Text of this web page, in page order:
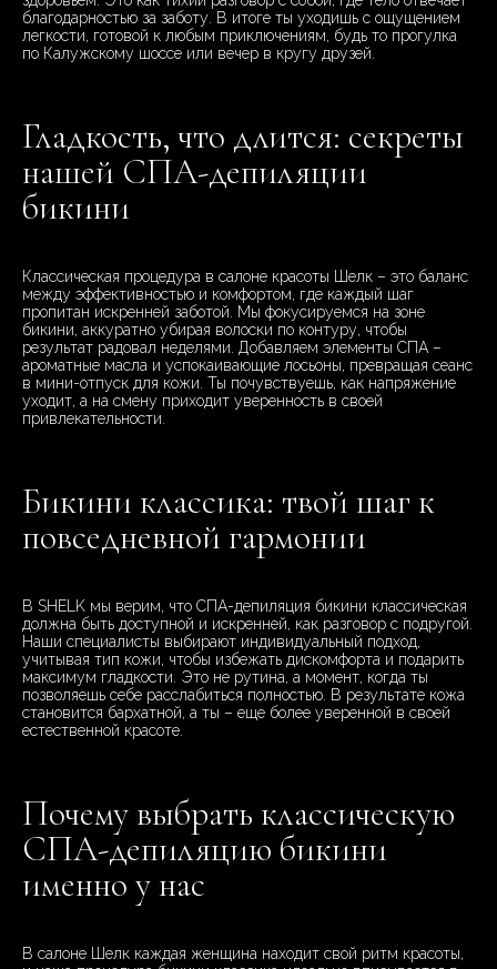
благодарностью за заботу. В итоге ты уходишь с ощущением
легкости, готовой к любым приключениям, будь то прогулка
по Калужскому шоссе или вечер в кругу друзей.
Гладкость, что длится: секреты
нашей СПА-депиляции
бикини
Классическая процедура в салоне красоты Шелк – это баланс
между эффективностью и комфортом, где каждый шаг
пропитан искренней заботой. Мы фокусируемся на зоне
бикини, аккуратно убирая волоски по контуру, чтобы
результат радовал неделями. Добавляем элементы СПА –
ароматные масла и успокаивающие лосьоны, превращая сеанс
в мини-отпуск для кожи. Ты почувствуешь, как напряжение
уходит, а на смену приходит уверенность в своей
привлекательности.
Бикини классика: твой шаг к
повседневной гармонии
В SHELK мы верим, что СПА-депиляция бикини классическая
должна быть доступной и искренней, как разговор с подругой.
Наши специалисты выбирают индивидуальный подход,
учитывая тип кожи, чтобы избежать дискомфорта и подарить
максимум гладкости. Это не рутина, а момент, когда ты
позволяешь себе расслабиться полностью. В результате кожа
становится бархатной, а ты – еще более уверенной в своей
естественной красоте.
Почему выбрать классическую
СПА-депиляцию бикини
именно у нас
В салоне Шелк каждая женщина находит свой ритм красоты,